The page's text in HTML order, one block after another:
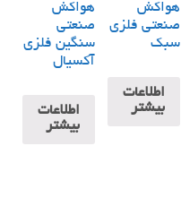
هواکش
صنعتی فلزی
سبک
اطلاعات
بیشتر
هواکش
صنعتی
سنگین فلزی
آکسیال
اطلاعات
بیشتر